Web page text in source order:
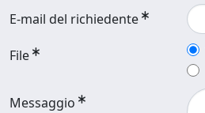
E-mail del richiedente
File
Messaggio